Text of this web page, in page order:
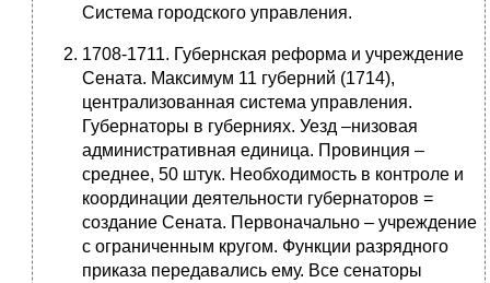
Система городского управления.
1708-1711. Губернская реформа и учреждение
Сената. Максимум 11 губерний (1714),
централизованная система управления.
Губернаторы в губерниях. Уезд –низовая
административная единица. Провинция –
среднее, 50 штук. Необходимость в контроле и
координации деятельности губернаторов =
создание Сената. Первоначально – учреждение
с ограниченным кругом. Функции разрядного
приказа передавались ему. Все сенаторы